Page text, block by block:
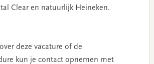
Clear en natuurlijk Heineken.
deze vacature of de
kun je contact opnemen met